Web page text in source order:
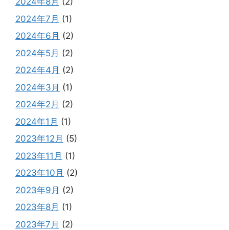
2024年7月 (1)
2024年6月 (2)
2024年5月 (2)
2024年4月 (2)
2024年3月 (1)
2024年2月 (2)
2024年1月 (1)
2023年12月 (5)
2023年11月 (1)
2023年10月 (2)
2023年9月 (2)
2023年8月 (1)
2023年7月 (2)